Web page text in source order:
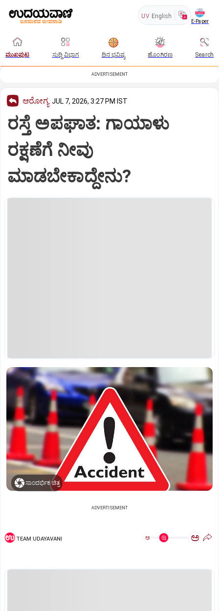
UV English
E-Paper
ಮುಖಪುಟ ಸುದ್ದಿ ವಿಭಾಗ ದಿನ ಭವಿಷ್ಯ ಹೊಂಗಿರಣ Search
ADVERTISEMENT
ಆರೋಗ್ಯ JUL 7, 2026, 3:27 PM IST
ರಸ್ತೆ ಅಪಘಾತ: ಗಾಯಾಳು
ರಕ್ಷಣೆಗೆ ನೀವು
ಮಾಡಬೇಕಾದ್ದೇನು?
ಸಾಂದರ್ಭಿಕ ಚಿತ್ರ
ADVERTISEMENT
TEAM UDAYAVANI ಅ ಅ